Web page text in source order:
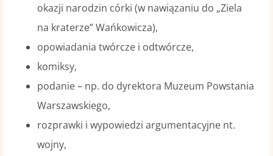
okazji narodzin córki (w nawiązaniu do „Ziela
na kraterze” Wańkowicza),
opowiadania twórcze i odtwórcze,
komiksy,
podanie – np. do dyrektora Muzeum Powstania
Warszawskiego,
rozprawki i wypowiedzi argumentacyjne nt.
wojny,